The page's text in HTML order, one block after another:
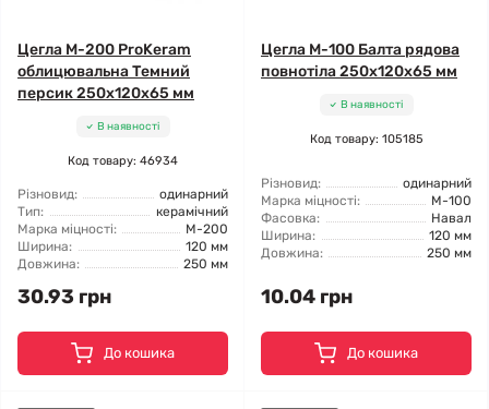
Цегла М-200 ProKeram
облицювальна Темний
персик 250х120х65 мм
В наявності
Код товару: 46934
Різновид:
одинарний
Тип:
керамічний
Марка міцності:
М-200
Ширина:
120 мм
Довжина:
250 мм
30.93 грн
До кошика
Цегла М-100 Балта рядова
повнотіла 250х120х65 мм
В наявності
Код товару: 105185
Різновид:
одинарний
Марка міцності:
М-100
Фасовка:
Навал
Ширина:
120 мм
Довжина:
250 мм
10.04 грн
До кошика